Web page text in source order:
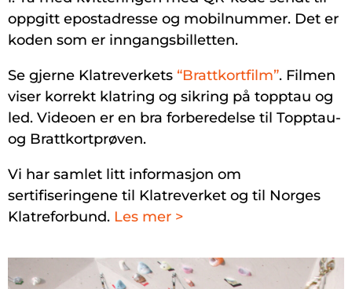
oppgitt epostadresse og mobilnummer. Det er
koden som er inngangsbilletten.
Se gjerne Klatreverkets “Brattkortfilm”. Filmen
viser korrekt klatring og sikring på topptau og
led. Videoen er en bra forberedelse til Topptau-
og Brattkortprøven.
Vi har samlet litt informasjon om
sertifiseringene til Klatreverket og til Norges
Klatreforbund. Les mer >